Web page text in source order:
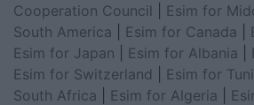
Cooperation Council
Esim for
South America
Esim for Canada
Esim for Japan
Esim for Albania
Esim for Switzerland
Esim for
South Africa
Esim for Algeria